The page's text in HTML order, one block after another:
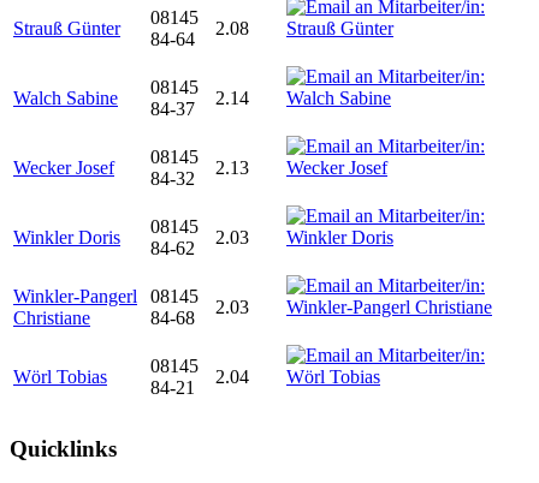
Strauß Günter
08145
84-64
2.08
Walch Sabine
08145
84-37
2.14
Wecker Josef
08145
84-32
2.13
Winkler Doris
08145
84-62
2.03
Winkler-Pangerl
Christiane
08145
84-68
2.03
Wörl Tobias
08145
84-21
2.04
Quicklinks